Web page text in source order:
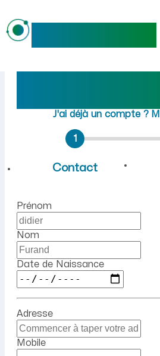
Emploi à
Rejoindre
J'ai déjà un compte ?
1
Contact
Prénom
Nom
Date de Naissance
Adresse
Mobile